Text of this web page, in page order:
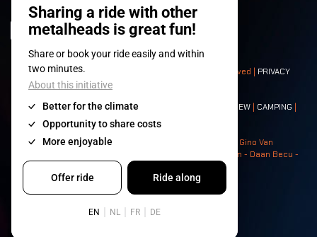
© 2008-2026- Apache Productions VZW – All rights reserved | PRIVACY
POLICY|ALGEMENE VOORWAARDEN
Contact:GENERAL| PARTNERSHIPS CREW | CAMPING |
NEIGHBOURS
Photos: Ann Kermans - Hans Van Hoof - Eliaz Bruggeman - Gino Van
Lancker - Tim Tronckoe - Elsie Roymans - Stijn Verbruggen - Daan Becu -
Claus Christa - Devid Camerlynck